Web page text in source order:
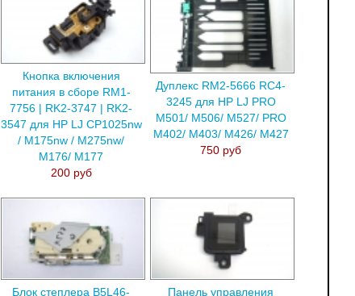
Кнопка включения
питания в сборе RM1-
7756 | RK2-3747 | RK2-
3547 для HP LJ CP1025nw
/ M175nw / M275nw/
M176/ M177
200 руб
Дуплекс RM2-5666 RC4-
3245 для HP LJ PRO
M501/ M506/ M527/ PRO
M402/ M403/ M426/ M427
750 руб
Блок степлера B5L46- Панель управления